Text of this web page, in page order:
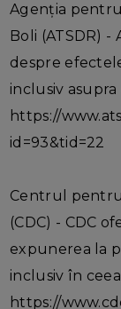
Agenția
Boli (ATSDR)
despre
inclusiv asupra
https://
id=93&tid=22
Centrul
(CDC) - CDC
expunerea la
inclusiv în
https://